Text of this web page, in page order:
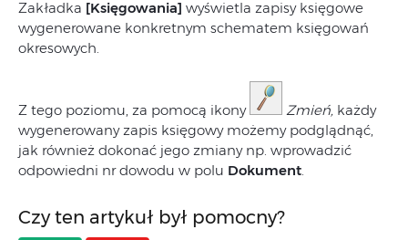
Zakładka [Księgowania] wyświetla zapisy księgowe
wygenerowane konkretnym schematem księgowań
okresowych.
Z tego poziomu, za pomocą ikony Zmień, każdy
wygenerowany zapis księgowy możemy podglądnąć,
jak również dokonać jego zmiany np. wprowadzić
odpowiedni nr dowodu w polu Dokument.
Czy ten artykuł był pomocny?